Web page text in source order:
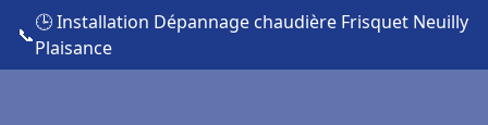
📞
🕒 Installation Dépannage chaudière Frisquet Neuilly
Plaisance